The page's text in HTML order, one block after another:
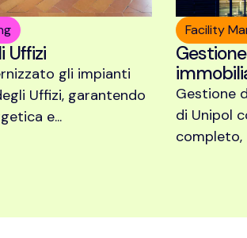
Uffizi
gli impianti
Uffizi, garantendo
e...
Facility
Gestione
di Unipol
completo,